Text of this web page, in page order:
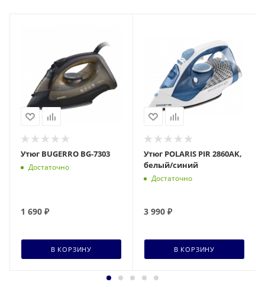
Утюг BUGERRO BG-7303
Достаточно
1 690 ₽
В КОРЗИНУ
Утюг POLARIS PIR 2860AK,
белый/синий
Достаточно
3 990 ₽
В КОРЗИНУ